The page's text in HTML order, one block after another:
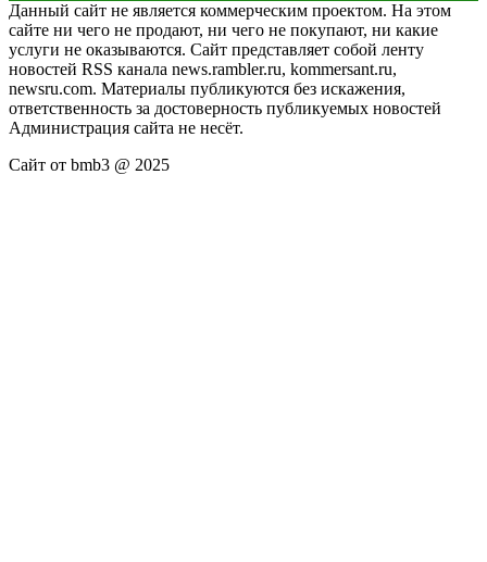
Данный сайт не является коммерческим проектом. На этом
сайте ни чего не продают, ни чего не покупают, ни какие
услуги не оказываются. Сайт представляет собой ленту
новостей RSS канала news.rambler.ru, kommersant.ru,
newsru.com. Материалы публикуются без искажения,
ответственность за достоверность публикуемых новостей
Администрация сайта не несёт.
Сайт от bmb3 @ 2025